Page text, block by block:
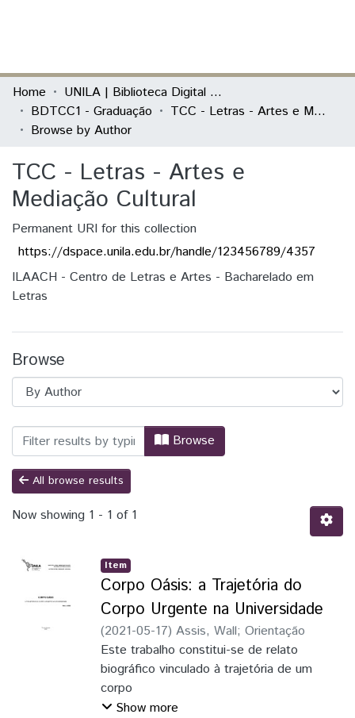
Communities & Collections
All of DSpace
Home
UNILA | Biblioteca Digital de Trabalhos de Conclusão de Curso
BDTCC1 - Graduação
TCC - Letras - Artes e Mediação Cultural
Browse by Author
TCC - Letras - Artes e
Mediação Cultural
Permanent URI for this collection
https://dspace.unila.edu.br/handle/123456789/4357
ILAACH - Centro de Letras e Artes - Bacharelado em
Letras
Browse
Browsing TCC - Letras - Artes e
Browse
All browse results
Now showing 1 - 1 of 1
Item
Corpo Oásis: a Trajetória do
Corpo Urgente na Universidade
(2021-05-17) Assis, Wall; Orientação
Este trabalho constitui-se de relato
biográfico vinculado à trajetória de um
corpo
dissidente na Universidade Federal da
Show more